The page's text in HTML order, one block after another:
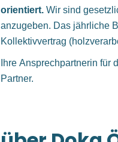
orientiert. Wir sind
anzugeben. Das jährliche
Kollektivvertrag
Ihre Ansprechpartnerin für
Partner.